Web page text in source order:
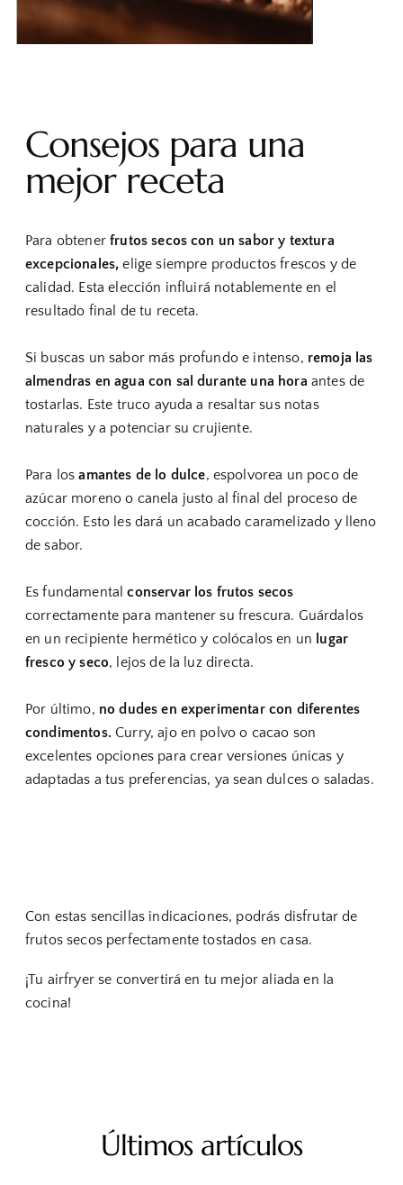
Consejos para una
mejor receta
Para obtenerfrutos secos con un sabor y textura
excepcionales, elige siempre productos frescos y de
calidad. Esta elección influirá notablemente en el
resultado final de tu receta.
Si buscas un sabor más profundo e intenso, remoja las
almendras en agua con sal durante una hora antes de
tostarlas. Este truco ayuda a resaltar sus notas
naturales y a potenciar su crujiente.
Para losamantes de lo dulce, espolvorea un poco de
azúcar moreno o canela justo al final del proceso de
cocción. Esto les dará un acabado caramelizado y lleno
de sabor.
Es fundamentalconservar los frutos secos
correctamente para mantener su frescura. Guárdalos
en un recipiente hermético y colócalos en un lugar
fresco y seco, lejos de la luz directa.
Por último, no dudes en experimentar con diferentes
condimentos. Curry, ajo en polvo o cacao son
excelentes opciones para crear versiones únicas y
adaptadas a tus preferencias, ya sean dulces o saladas.
Con estas sencillas indicaciones, podrás disfrutar de
frutos secos perfectamente tostados en casa.
¡Tu airfryer se convertirá en tu mejor aliada en la
cocina!
Últimos artículos